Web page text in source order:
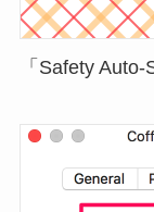
「Safety